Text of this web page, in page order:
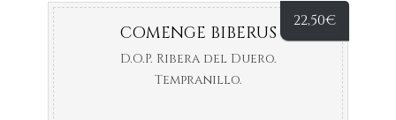
22,50€
COMENGE BIBERUS
D.O.P. Ribera del Duero.
Tempranillo.